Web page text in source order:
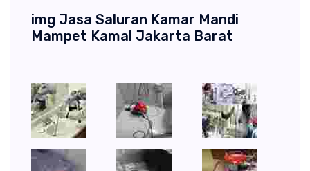
img Jasa Saluran Kamar Mandi
Mampet Kamal Jakarta Barat